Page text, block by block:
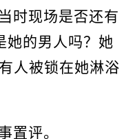
时现场是否还有
她的男人吗？她
人被锁在她淋浴
置评。